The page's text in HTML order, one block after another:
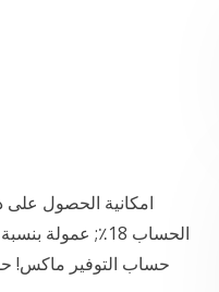
حساب التوفير ماكس!